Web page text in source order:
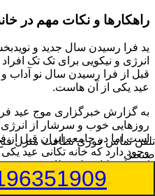
راهکارها و نکات مهم در
ید فرا رسیدن سال جدید و
انرژی و نیکویی برای تک تک
قبل از فرا رسیدن سال نو آداب
عید یکی از آن هاست.
به گزارش خبرگزاری موج عید
روزهایی خوب و سرشار از انرژی
است.اما در جامعه ایران قبل
وجود دارد که خانه تکانی عید
که خانه تکانی یک نظافت
بخواهیم به طور اصولی آن را
بیشتر داشته باشیم.
تلفن تماس فورینظافت منزل
صنعتی